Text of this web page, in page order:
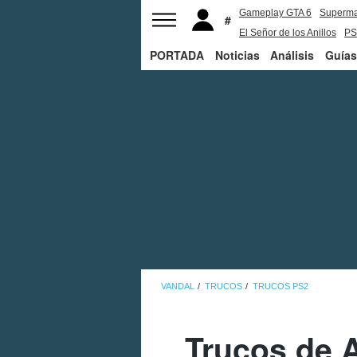
Gameplay GTA 6
El Señor de los Anillos
PORTADA Noticias Análisis Guías
VANDAL TRUCOS TRUCOS PS2